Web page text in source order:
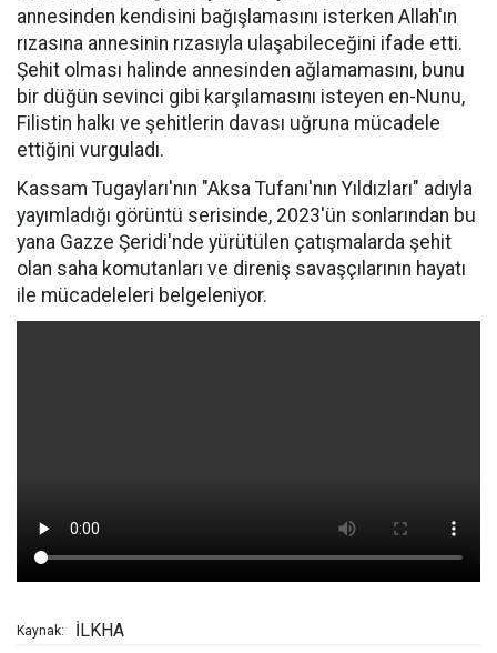
annesinden kendisini bağışlamasını isterken Allah'ın
rızasına annesinin rızasıyla ulaşabileceğini ifade etti.
Şehit olması halinde annesinden ağlamamasını, bunu
bir düğün sevinci gibi karşılamasını isteyen en-Nunu,
Filistin halkı ve şehitlerin davası uğruna mücadele
ettiğini vurguladı.
Kassam Tugayları'nın "Aksa Tufanı'nın Yıldızları" adıyla
yayımladığı görüntü serisinde, 2023'ün sonlarından bu
yana Gazze Şeridi'nde yürütülen çatışmalarda şehit
olan saha komutanları ve direniş savaşçılarının hayatı
ile mücadeleleri belgeleniyor.
Kaynak: İLKHA